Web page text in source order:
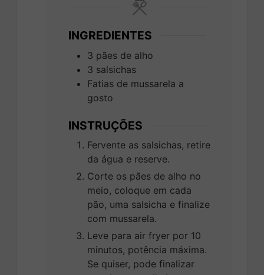
INGREDIENTES
3 pães de alho
3 salsichas
Fatias de mussarela a
gosto
INSTRUÇÕES
Fervente as salsichas, retire
da água e reserve.
Corte os pães de alho no
meio, coloque em cada
pão, uma salsicha e finalize
com mussarela.
Leve para air fryer por 10
minutos, potência máxima.
Se quiser, pode finalizar